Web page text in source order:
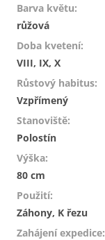
Barva květu:
růžová
Doba kvetení:
VIII, IX, X
Růstový habitus:
Vzpřímený
Stanoviště:
Polostín
Výška:
80 cm
Použití:
Záhony, K řezu
Zahájení expedice: